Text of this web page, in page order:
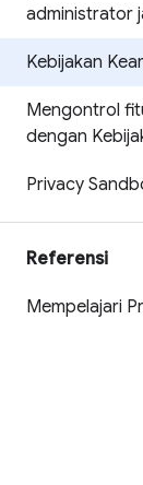
administrator
Kebijakan
Mengontrol
dengan
Privacy
Referensi
Mempelajari